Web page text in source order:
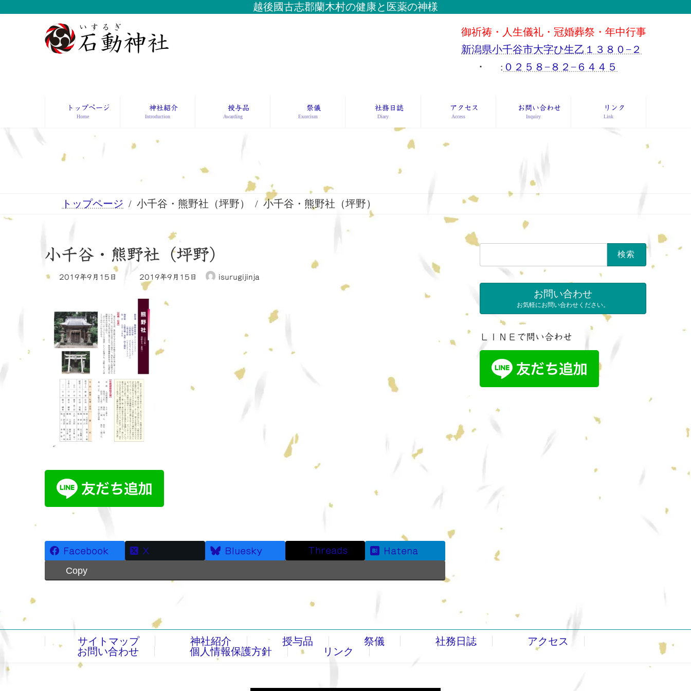
越後國古志郡蘭木村の健康と医薬の神様
御祈祷・人生儀礼・冠婚葬祭・年中行事
新潟県小千谷市大字ひ生乙１３８０−２
･
: ０２５８−８２−６４４５
トップページ
Home
神社紹介
Introduction
授与品
Awarding
祭儀
Exorcism
社務日誌
Diary
アクセス
Access
お問い合わせ
Inquiry
リンク
Link
トップページ 小千谷・熊野社（坪野） 小千谷・熊野社（坪野）
小千谷・熊野社（坪野）
2019年9月15日
最
終
日
時
:
2019年9月15日 isurugijinja
Facebook X Bluesky Threads Hatena
Copy
検
索:
お問い合わせ
お気軽にお問い合わせください。
ＬＩＮＥで問い合わせ
サイトマップ 神社紹介 授与品 祭儀 社務日誌
アクセス
お問い合わせ
個人情報保護方針 リンク